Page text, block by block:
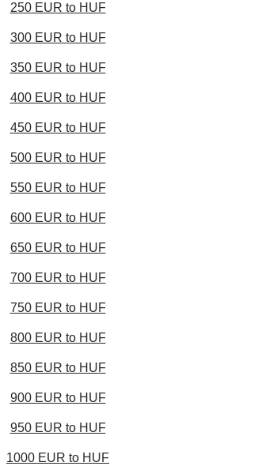
250 EUR to HUF
300 EUR to HUF
350 EUR to HUF
400 EUR to HUF
450 EUR to HUF
500 EUR to HUF
550 EUR to HUF
600 EUR to HUF
650 EUR to HUF
700 EUR to HUF
750 EUR to HUF
800 EUR to HUF
850 EUR to HUF
900 EUR to HUF
950 EUR to HUF
1000 EUR to HUF